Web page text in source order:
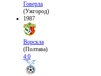
Говерла
(Ужгород)
1987
Ворскла
(Полтава)
4:0